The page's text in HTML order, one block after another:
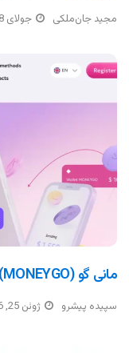
مجید جان‌ملکی جولای 8, 2026
مانی گو (MONEYGO)؛ ووچر و راهکار پرداخت ارزی
سپیده پیشرو ژوئن 25, 2026